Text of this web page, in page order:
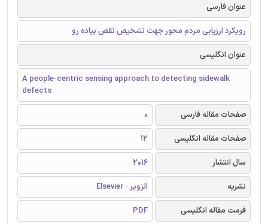
عنوان فارسی
رویکرد ارزیابی مردم محور جهت تشخیص نقص پیاده رو
عنوان انگلیسی
A people-centric sensing approach to detecting sidewalk
defects
صفحات مقاله فارسی
0
صفحات مقاله انگلیسی
12
سال انتشار
2016
نشریه
الزویر - Elsevier
فرمت مقاله انگلیسی
PDF